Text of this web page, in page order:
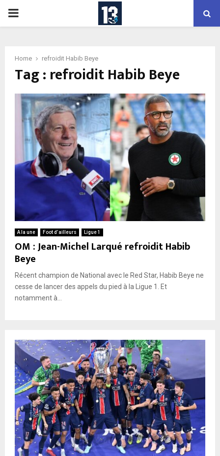
PRIMARY
Home refroidit Habib Beye
Tag : refroidit Habib Beye
A la une Foot d’ailleurs Ligue 1
OM : Jean-Michel Larqué refroidit Habib
Beye
Récent champion de National avec le Red Star, Habib Beye ne
cesse de lancer des appels du pied à la Ligue 1. Et
notamment à...